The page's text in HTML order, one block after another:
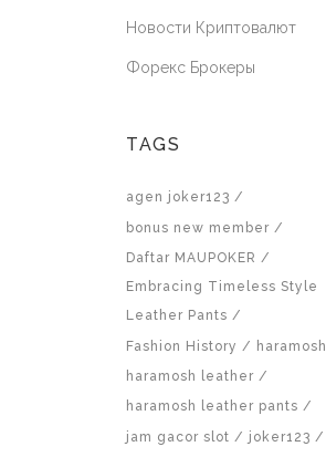
Новости Криптовалют
Форекс Брокеры
TAGS
agen joker123
bonus new member
Daftar MAUPOKER
Embracing Timeless Style
Leather Pants
Fashion History
haramosh
haramosh leather
haramosh leather pants
jam gacor slot
joker123